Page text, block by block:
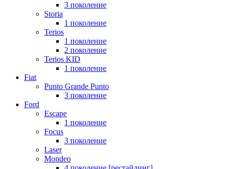
3 поколение
Storia
1 поколение
Terios
1 поколение
2 поколение
Terios KID
1 поколение
Fiat
Punto Grande Punto
3 поколение
Ford
Escape
1 поколение
Focus
3 поколение
Laser
Mondeo